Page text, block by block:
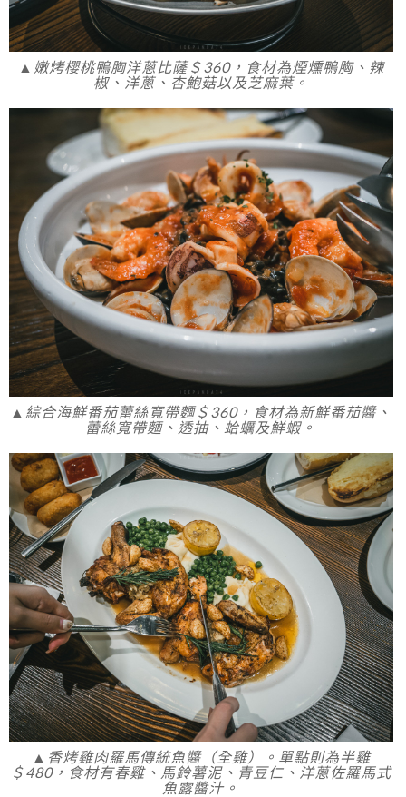
▲嫩烤櫻桃鴨胸洋蔥比薩＄360，食材為煙燻鴨胸、辣
椒、洋蔥、杏鮑菇以及芝麻葉。
▲綜合海鮮番茄蕾絲寬帶麵＄360，食材為新鮮番茄醬、
蕾絲寬帶麵、透抽、蛤蠣及鮮蝦。
▲香烤雞肉羅馬傳統魚醬（全雞）。單點則為半雞
＄480，食材有春雞、馬鈴薯泥、青豆仁、洋蔥佐羅馬式
魚露醬汁。